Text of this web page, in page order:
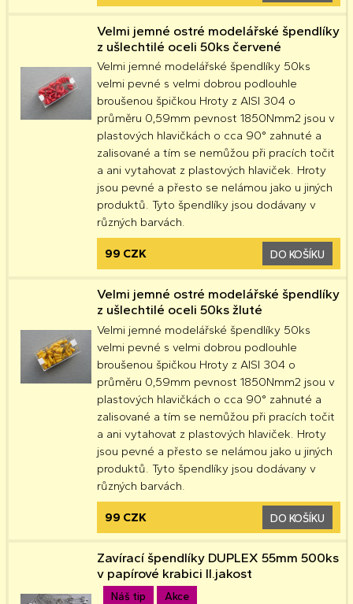
Velmi jemné ostré modelářské špendlíky
z ušlechtilé oceli 50ks červené
Velmi jemné modelářské špendlíky 50ks
velmi pevné s velmi dobrou podlouhle
broušenou špičkou Hroty z AISI 304 o
průměru 0,59mm pevnost 1850Nmm2 jsou v
plastových hlavičkách o cca 90° zahnuté a
zalisované a tím se nemůžou při pracích točit
a ani vytahovat z plastových hlaviček. Hroty
jsou pevné a přesto se nelámou jako u jiných
produktů. Tyto špendlíky jsou dodávany v
různých barvách.
99 CZK DO KOŠÍKU
Velmi jemné ostré modelářské špendlíky
z ušlechtilé oceli 50ks žluté
Velmi jemné modelářské špendlíky 50ks
velmi pevné s velmi dobrou podlouhle
broušenou špičkou Hroty z AISI 304 o
průměru 0,59mm pevnost 1850Nmm2 jsou v
plastových hlavičkách o cca 90° zahnuté a
zalisované a tím se nemůžou při pracích točit
a ani vytahovat z plastových hlaviček. Hroty
jsou pevné a přesto se nelámou jako u jiných
produktů. Tyto špendlíky jsou dodávany v
různých barvách.
99 CZK DO KOŠÍKU
Náš tip Akce
Zavírací špendlíky DUPLEX 55mm 500ks
v papírové krabici II.jakost